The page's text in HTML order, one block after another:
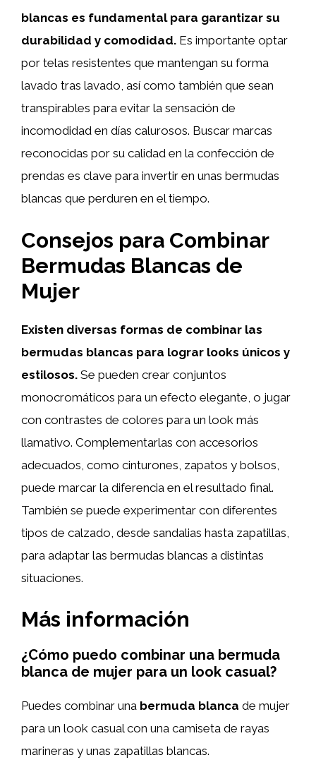
blancas es fundamental para garantizar su
durabilidad y comodidad. Es importante optar
por telas resistentes que mantengan su forma
lavado tras lavado, así como también que sean
transpirables para evitar la sensación de
incomodidad en días calurosos. Buscar marcas
reconocidas por su calidad en la confección de
prendas es clave para invertir en unas bermudas
blancas que perduren en el tiempo.
Consejos para Combinar
Bermudas Blancas de
Mujer
Existen diversas formas de combinar las
bermudas blancas para lograr looks únicos y
estilosos. Se pueden crear conjuntos
monocromáticos para un efecto elegante, o jugar
con contrastes de colores para un look más
llamativo. Complementarlas con accesorios
adecuados, como cinturones, zapatos y bolsos,
puede marcar la diferencia en el resultado final.
También se puede experimentar con diferentes
tipos de calzado, desde sandalias hasta zapatillas,
para adaptar las bermudas blancas a distintas
situaciones.
Más información
¿Cómo puedo combinar una bermuda
blanca de mujer para un look casual?
Puedes combinar una bermuda blanca de mujer
para un look casual con una camiseta de rayas
marineras y unas zapatillas blancas.